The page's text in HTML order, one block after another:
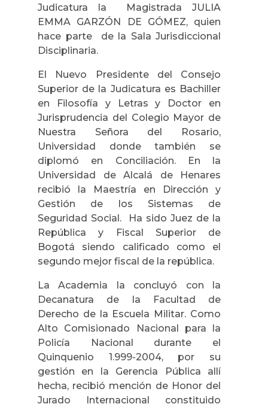
Judicatura la Magistrada JULIA
EMMA GARZÓN DE GÓMEZ, quien
hace parte de la Sala Jurisdiccional
Disciplinaria.
El Nuevo Presidente del Consejo
Superior de la Judicatura es Bachiller
en Filosofía y Letras y Doctor en
Jurisprudencia del Colegio Mayor de
Nuestra Señora del Rosario,
Universidad donde también se
diplomó en Conciliación. En la
Universidad de Alcalá de Henares
recibió la Maestría en Dirección y
Gestión de los Sistemas de
Seguridad Social. Ha sido Juez de la
República y Fiscal Superior de
Bogotá siendo calificado como el
segundo mejor fiscal de la república.
La Academia la concluyó con la
Decanatura de la Facultad de
Derecho de la Escuela Militar. Como
Alto Comisionado Nacional para la
Policía Nacional durante el
Quinquenio 1.999-2004, por su
gestión en la Gerencia Pública allí
hecha, recibió mención de Honor del
Jurado Internacional constituido